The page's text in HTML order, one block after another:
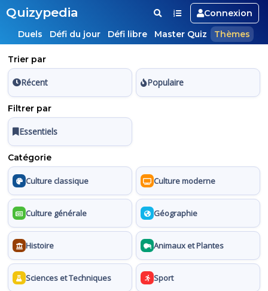
Quizypedia
Connexion
Duels
Défi du jour Défi libre Master Quiz Thèmes
Trier par
Récent Populaire
Filtrer par
Essentiels
Catégorie
Culture classique Culture moderne
Culture générale Géographie
Histoire Animaux et Plantes
Sciences et Techniques Sport